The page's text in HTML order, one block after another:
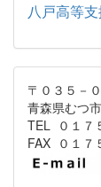
八戸高等
〒０３５－
青森県むつ
TEL ０１７
FAX ０１７